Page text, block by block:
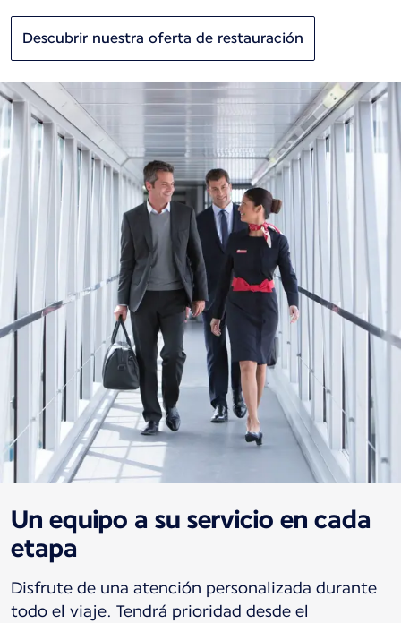
Descubrir nuestra oferta de restauración
Un equipo a su servicio en cada
etapa
Disfrute de una atención personalizada durante
todo el viaje. Tendrá prioridad desde el